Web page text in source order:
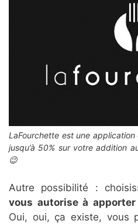
LaFourchette est une application
jusqu’à 50% sur votre addition
😉
Autre possibilité :
vous autorise à
Oui, oui, ça existe, vous